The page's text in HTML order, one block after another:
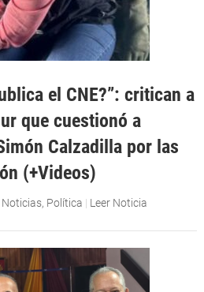
el CNE?”: critican a
que cuestionó a
Calzadilla por las
(+Videos)
Noticias, Política | Leer Noticia